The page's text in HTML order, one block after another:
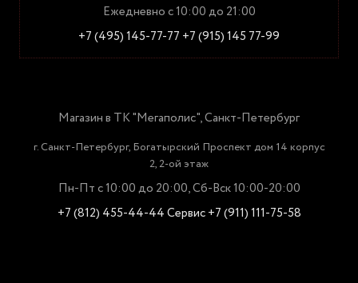
Ежедневно с 10:00 до 21:00
+7 (495) 145-77-77 +7 (915) 145 77-99
Магазин в ТК "Мегаполис", Санкт-Петербург
г. Санкт-Петербург, Богатырский Проспект дом 14 корпус
2, 2-ой этаж
Пн-Пт с 10:00 до 20:00, Сб-Вск 10:00-20:00
+7 (812) 455-44-44Сервис +7 (911) 111-75-58